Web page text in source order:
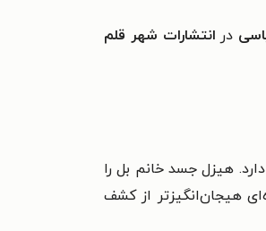
در انتشارات شهر قلم
هیزل جسد خانم بل را
هیجان‌انگیزتر از کشف